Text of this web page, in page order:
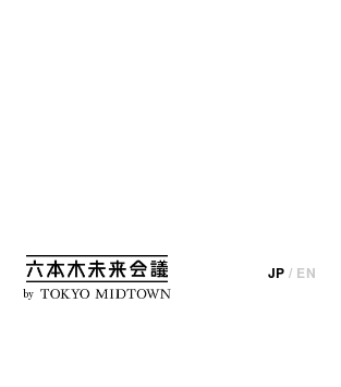
by
JP / EN